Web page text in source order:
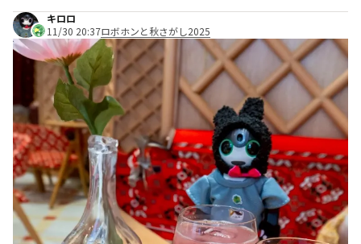
キロロ
11/30 20:37ロボホンと秋さがし2025